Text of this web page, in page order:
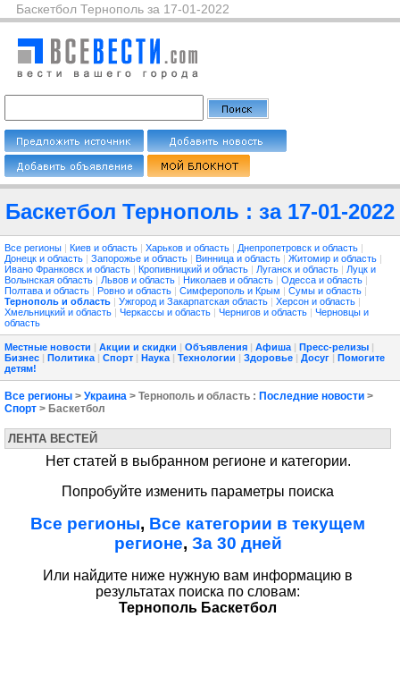
Баскетбол Тернополь за 17-01-2022
Баскетбол Тернополь : за 17-01-2022
Все регионы | Киев и область | Харьков и область | Днепропетровск и область |
Донецк и область | Запорожье и область | Винница и область | Житомир и область |
Ивано Франковск и область | Кропивницкий и область | Луганск и область | Луцк и
Волынская область | Львов и область | Николаев и область | Одесса и область |
Полтава и область | Ровно и область | Симферополь и Крым | Сумы и область |
Тернополь и область | Ужгород и Закарпатская область | Херсон и область |
Хмельницкий и область | Черкассы и область | Чернигов и область | Черновцы и
область
Местные новости | Акции и скидки | Объявления | Афиша | Пресс-релизы |
Бизнес | Политика | Спорт | Наука | Технологии | Здоровье | Досуг | Помогите
детям!
Все регионы > Украина > Тернополь и область : Последние новости >
Спорт > Баскетбол
ЛЕНТА ВЕСТЕЙ
Нет статей в выбранном регионе и категории.
Попробуйте изменить параметры поиска
Все регионы, Все категории в текущем
регионе, За 30 дней
Или найдите ниже нужную вам информацию в
результатах поиска по словам:
Тернополь Баскетбол